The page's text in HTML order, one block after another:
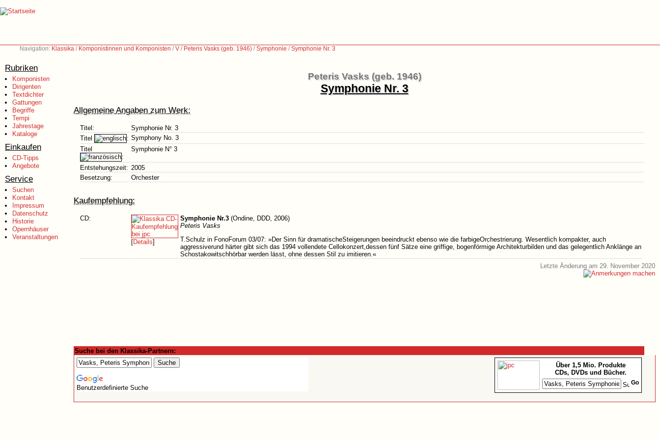
Navigation: Klassika / Komponistinnen und Komponisten /V / Peteris Vasks (geb. 1946) /Symphonie /Symphonie Nr. 3
Rubriken
Komponisten
Dirigenten
Textdichter
Gattungen
Begriffe
Tempi
Jahrestage
Kataloge
Einkaufen
CD-Tipps
Angebote
Service
Suchen
Kontakt
Impressum
Datenschutz
Historie
Opernhäuser
Veranstaltungen
Peteris Vasks (geb. 1946)
Symphonie Nr. 3
Allgemeine Angaben zum Werk:
Titel:
Symphonie Nr. 3
Titel
: Symphony No. 3
Titel
:
Symphonie N° 3
Entstehungszeit: 2005
Besetzung:
Orchester
Kaufempfehlung:
CD:
[Details]
Symphonie Nr.3 (Ondine, DDD, 2006)
Peteris Vasks
T.Schulz in FonoForum 03/07: »Der Sinn für dramatischeSteigerungen beeindruckt ebenso wie die farbigeOrchestrierung. Wesentlich kompakter, auch
aggressiverund härter gibt sich das 1994 vollendete Cellokonzert,dessen fünf Sätze eine griffige, bogenförmige Architekturbilden und das gelegentlich Anklänge an
Schostakowitschhörbar werden lässt, ohne dessen Stil zu imitieren.«
Letzte Änderung am 29. November 2020
Suche bei den Klassika-Partnern:
Benutzerdefinierte Suche
Über 1,5 Mio. Produkte
CDs, DVDs und Bücher.
Go